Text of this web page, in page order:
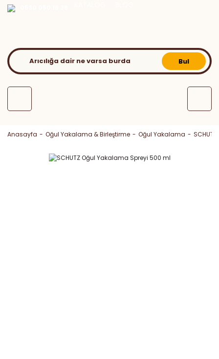
Bul
Anasayfa Oğul Yakalama & Birleştirme Oğul Yakalama